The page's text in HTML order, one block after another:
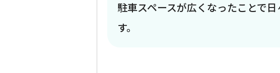
駐車スペースが広くなったことで
す。